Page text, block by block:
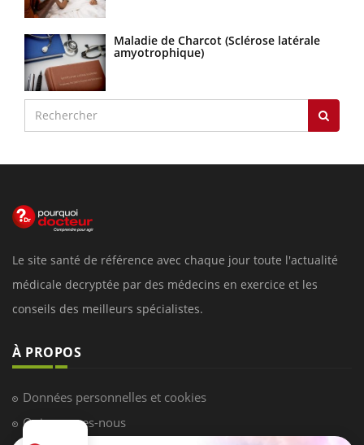
Maladie de Charcot (Sclérose latérale
amyotrophique)
Le site santé de référence avec chaque jour toute l'actualité
médicale decryptée par des médecins en exercice et les
conseils des meilleurs spécialistes.
À PROPOS
Données personnelles et cookies
Qui sommes-nous